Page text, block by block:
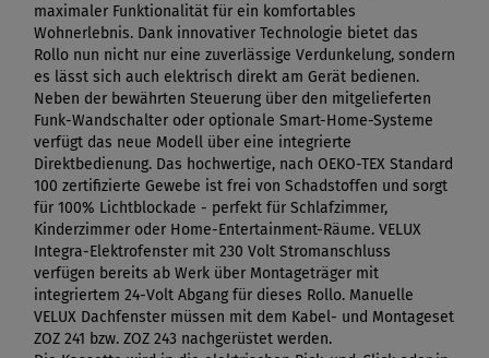
maximaler Funktionalität für ein komfortables
Wohnerlebnis. Dank innovativer Technologie bietet das
Rollo nun nicht nur eine zuverlässige Verdunkelung, sondern
es lässt sich auch elektrisch direkt am Gerät bedienen.
Neben der bewährten Steuerung über den mitgelieferten
Funk-Wandschalter oder optionale Smart-Home-Systeme
verfügt das neue Modell über eine integrierte
Direktbedienung. Das hochwertige, nach OEKO-TEX Standard
100 zertifizierte Gewebe ist frei von Schadstoffen und sorgt
für 100% Lichtblockade - perfekt für Schlafzimmer,
Kinderzimmer oder Home-Entertainment-Räume. VELUX
Integra-Elektrofenster mit 230 Volt Stromanschluss
verfügen bereits ab Werk über Montageträger mit
integriertem 24-Volt Abgang für dieses Rollo. Manuelle
VELUX Dachfenster müssen mit dem Kabel- und Montageset
ZOZ 241 bzw. ZOZ 243 nachgerüstet werden.